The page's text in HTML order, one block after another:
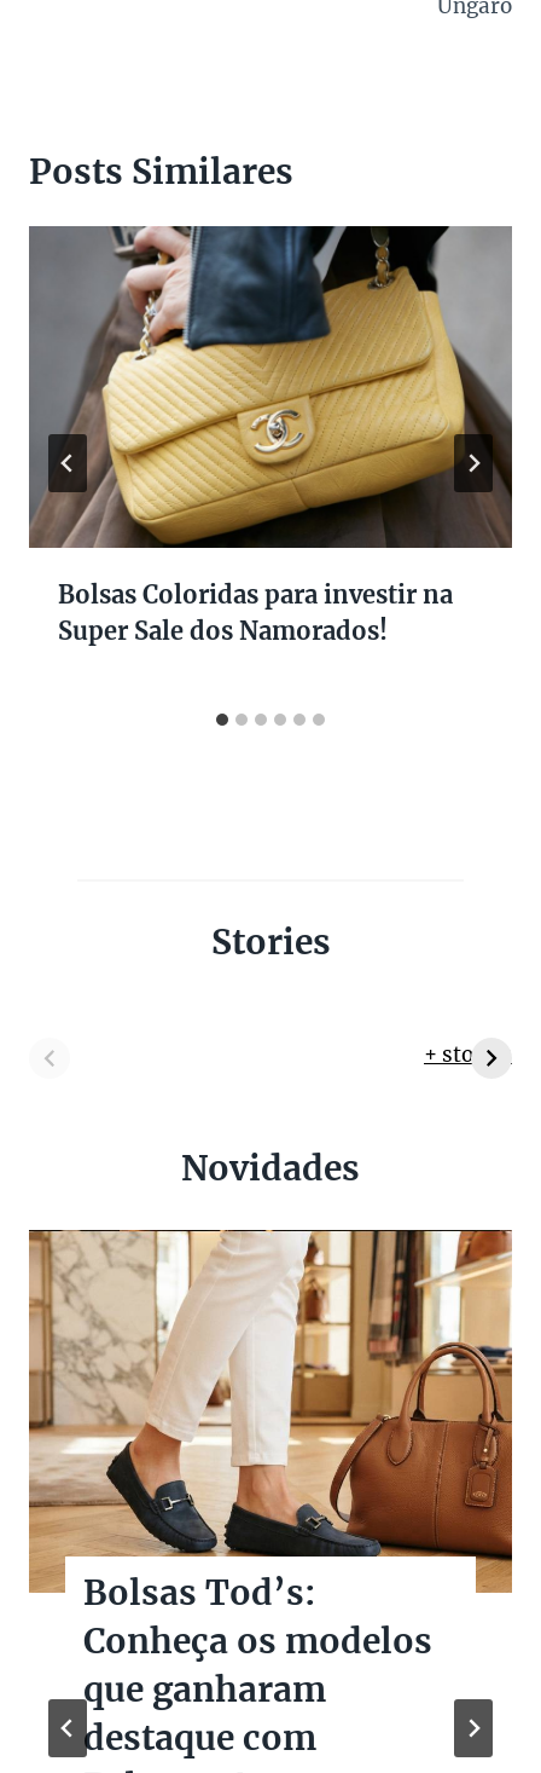
Ungaro
Posts Similares
Bolsas Coloridas para investir na
Super Sale dos Namorados!
Stories
+ stories
Novidades
Bolsas Tod’s:
Conheça os modelos
que ganharam
destaque com